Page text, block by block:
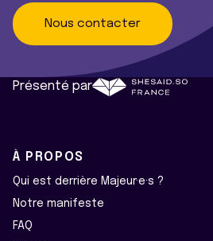
Nous contacter
Présenté par
À PROPOS
Qui est derrière Majeur·e·s ?
Notre manifeste
FAQ